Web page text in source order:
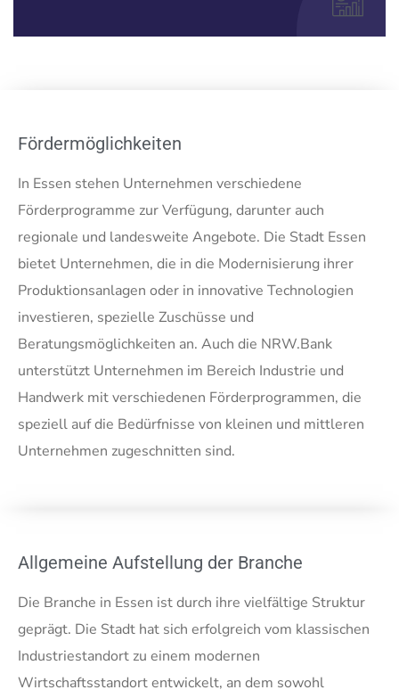
Fördermöglichkeiten
In Essen stehen Unternehmen verschiedene
Förderprogramme zur Verfügung, darunter auch
regionale und landesweite Angebote. Die Stadt Essen
bietet Unternehmen, die in die Modernisierung ihrer
Produktionsanlagen oder in innovative Technologien
investieren, spezielle Zuschüsse und
Beratungsmöglichkeiten an. Auch die NRW.Bank
unterstützt Unternehmen im Bereich Industrie und
Handwerk mit verschiedenen Förderprogrammen, die
speziell auf die Bedürfnisse von kleinen und mittleren
Unternehmen zugeschnitten sind.
Allgemeine Aufstellung der Branche
Die Branche in Essen ist durch ihre vielfältige Struktur
geprägt. Die Stadt hat sich erfolgreich vom klassischen
Industriestandort zu einem modernen
Wirtschaftsstandort entwickelt, an dem sowohl